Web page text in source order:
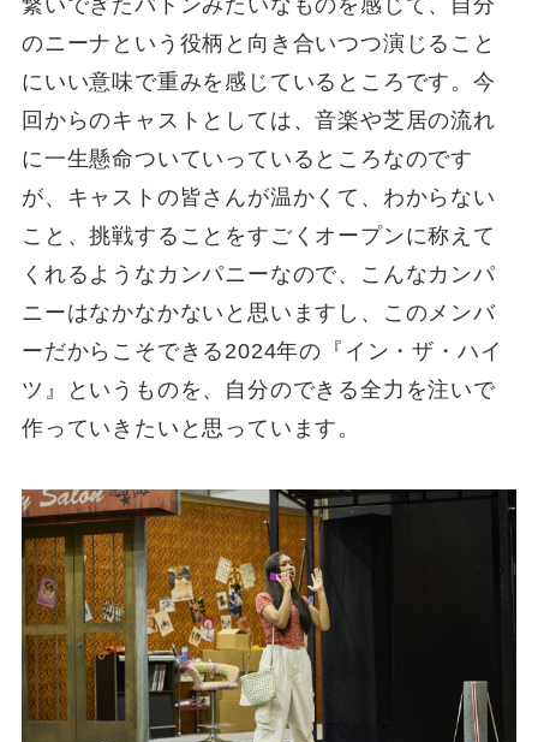
のニーナという役柄と向き合いつつ演じること
にいい意味で重みを感じているところです。今
回からのキャストとしては、音楽や芝居の流れ
に一生懸命ついていっているところなのです
が、キャストの皆さんが温かくて、わからない
こと、挑戦することをすごくオープンに称えて
くれるようなカンパニーなので、こんなカンパ
ニーはなかなかないと思いますし、このメンバ
ーだからこそできる2024年の『イン・ザ・ハイ
ツ』というものを、自分のできる全力を注いで
作っていきたいと思っています。